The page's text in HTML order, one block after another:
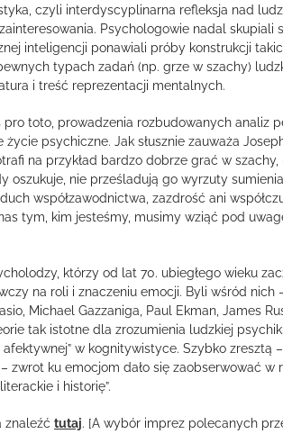
czyli interdyscyplinarna refleksja nad
Psychologowie nadal skupiali
inteligencji ponawiali próby konstrukcji
typach zadań (np. grze w szachy)
i treść reprezentacji mentalnych.
pro toto, prowadzenia rozbudowanych analiz
życie psychiczne. Jak słusznie zauważa
na przykład bardzo dobrze grać w
oszukuje, nie prześladują go wyrzuty
współzawodnictwa, zazdrość ani
tym, kim jesteśmy, musimy wziąć pod
którzy od lat 70. ubiegłego wieku
na roli i znaczeniu emocji. Byli wśród nich
Michael Gazzaniga, Paul Ekman, James
tak istotne dla zrozumienia ludzkiej
w kognitywistyce. Szybko zresztą
zwrot ku emocjom dało się zaobserwować w
i historię”.
znaleźć tutaj. [A wybór imprez polecanych